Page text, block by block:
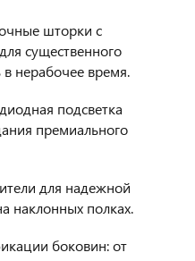
шторки с
существенного
нерабочее время.
подсветка
премиального
для надежной
наклонных полках.
боковин: от